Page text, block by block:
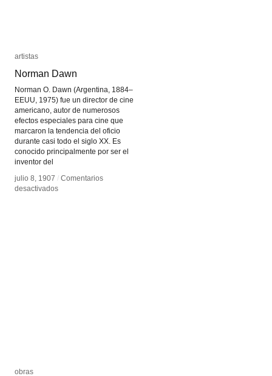
artistas
Norman Dawn
Norman O. Dawn (Argentina, 1884–
EEUU, 1975) fue un director de cine
americano, autor de numerosos
efectos especiales para cine que
marcaron la tendencia del oficio
durante casi todo el siglo XX. Es
conocido principalmente por ser el
inventor del
julio 8, 1907 / Comentarios
desactivadosen
artistas
Norman Dawn
julio 8, 1907 / Comentarios
desactivadosen
obras
obras